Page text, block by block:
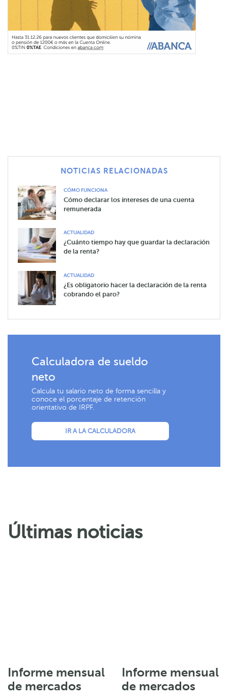
NOTICIAS RELACIONADAS
CÓMO FUNCIONA
Cómo declarar los intereses de una cuenta
remunerada
ACTUALIDAD
¿Cuánto tiempo hay que guardar la declaración
de la renta?
ACTUALIDAD
¿Es obligatorio hacer la declaración de la renta
cobrando el paro?
Calculadora de sueldo
neto
Calcula tu salario neto de forma sencilla y
conoce el porcentaje de retención
orientativo de IRPF.
IR A LA CALCULADORA
Últimas noticias
Informe mensual
de mercados
Informe mensual
de mercados